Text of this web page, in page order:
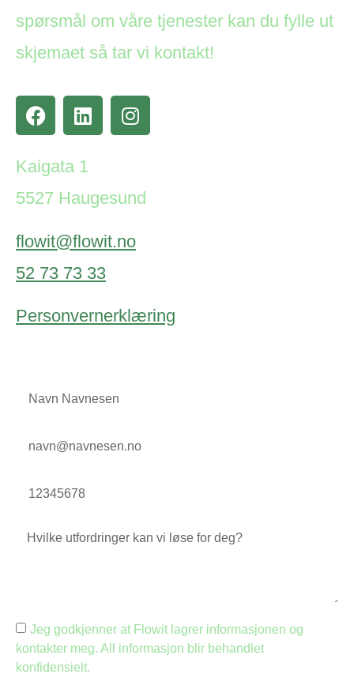
spørsmål om våre tjenester kan du fylle ut
skjemaet så tar vi kontakt!
Kaigata 1
5527 Haugesund
flowit@flowit.no
52 73 73 33
Personvernerklæring
Jeg godkjenner at Flowit lagrer informasjonen og
kontakter meg. All informasjon blir behandlet
konfidensielt.